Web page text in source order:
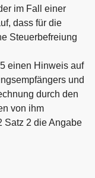
im Fall einer
dass für die
Steuerbefreiung
einen Hinweis auf
und
durch den
von ihm
Satz 2 die Angabe